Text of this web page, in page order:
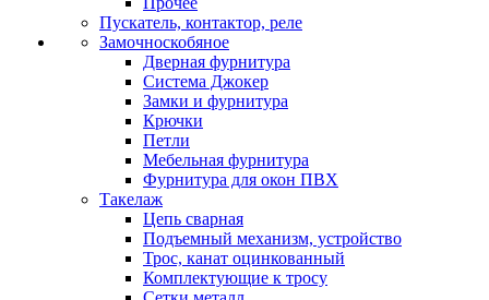
Пускатель, контактор, реле
Замочноскобяное
Дверная фурнитура
Система Джокер
Замки и фурнитура
Крючки
Петли
Мебельная фурнитура
Фурнитура для окон ПВХ
Такелаж
Цепь сварная
Подъемный механизм, устройство
Трос, канат оцинкованный
Комплектующие к тросу